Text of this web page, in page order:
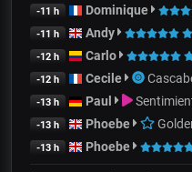
-11 h Dominique
-11 h Andy
-12 h Carlo
-12 h Cecile
-13 h Paul
-13 h Phoebe
-13 h Phoebe